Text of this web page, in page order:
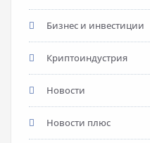
Бизнес и инвестиции
Криптоиндустрия
Новости
Новости плюс